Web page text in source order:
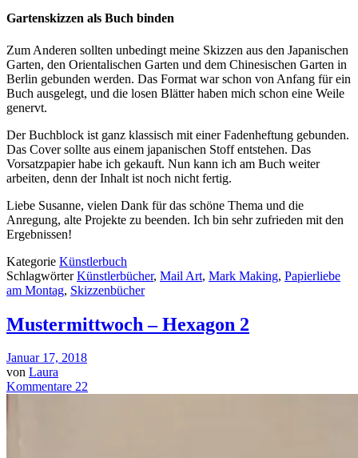
Gartenskizzen als Buch binden
Zum Anderen sollten unbedingt meine Skizzen aus den Japanischen
Garten, den Orientalischen Garten und dem Chinesischen Garten in
Berlin gebunden werden. Das Format war schon von Anfang für ein
Buch ausgelegt, und die losen Blätter haben mich schon eine Weile
genervt.
Der Buchblock ist ganz klassisch mit einer Fadenheftung gebunden.
Das Cover sollte aus einem japanischen Stoff entstehen. Das
Vorsatzpapier habe ich gekauft. Nun kann ich am Buch weiter
arbeiten, denn der Inhalt ist noch nicht fertig.
Liebe Susanne, vielen Dank für das schöne Thema und die
Anregung, alte Projekte zu beenden. Ich bin sehr zufrieden mit den
Ergebnissen!
Kategorie Künstlerbuch
SchlagwörterKünstlerbücher, Mail Art, Mark Making, Papierliebe
am Montag, Skizzenbücher
Mustermittwoch – Hexagon 2
Januar 17, 2018
von Laura
Kommentare 22